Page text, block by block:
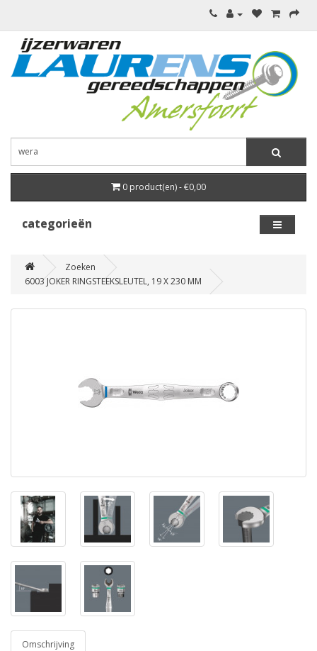
0 product(en) - €0,00
categorieën
Zoeken
6003 JOKER RINGSTEEKSLEUTEL, 19 X 230 MM
Omschrijving